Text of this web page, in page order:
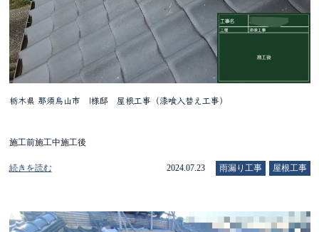
栃木県 那須烏山市 I様邸 屋根工事（漆喰入替え工事）
施工前施工中施工後
続きを読む 2024.07.23 雨漏り工事 屋根工事